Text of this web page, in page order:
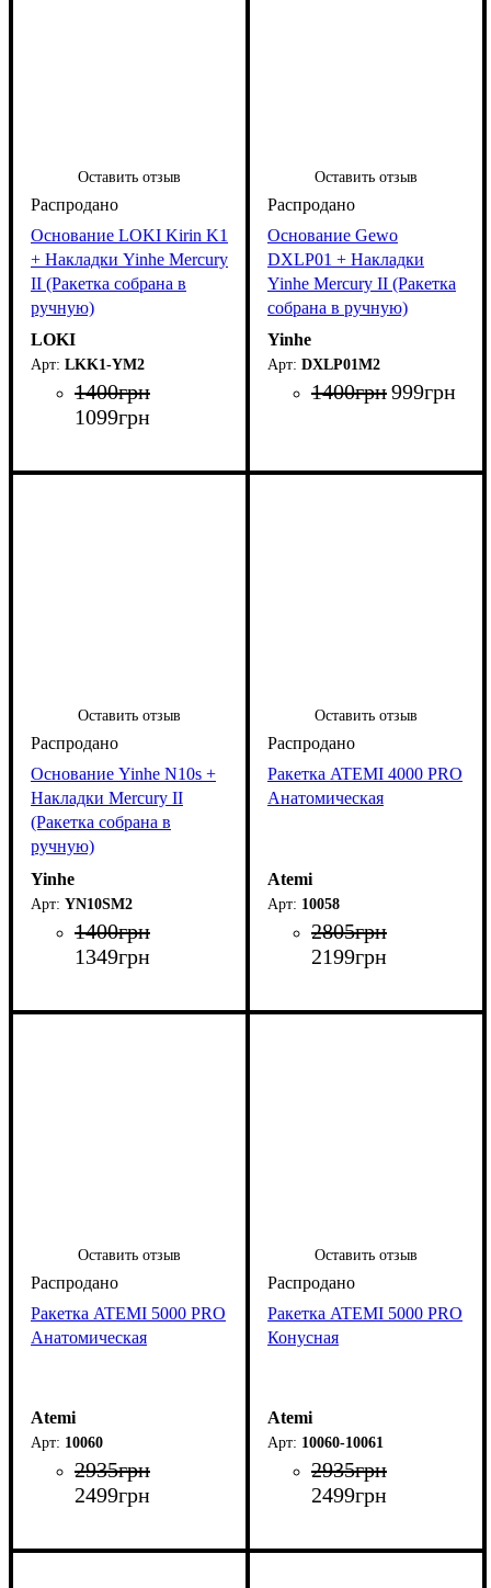
Оставить отзыв
Основание LOKI Kirin K1
+ Накладки Yinhe Mercury
II (Ракетка собрана в
ручную)
LOKI
LKK1-YM2
1400грн
1099грн
Оставить отзыв
Основание Gewo
DXLP01 + Накладки
Yinhe Mercury II (Ракетка
собрана в ручную)
Yinhe
DXLP01M2
1400грн999грн
Оставить отзыв
Основание Yinhe N10s +
Накладки Mercury II
(Ракетка собрана в
ручную)
Yinhe
YN10SM2
1400грн
1349грн
Оставить отзыв
Ракетка ATEMI 4000 PRO
Анатомическая
Atemi
10058
2805грн
2199грн
Оставить отзыв
Ракетка ATEMI 5000 PRO
Анатомическая
Atemi
10060
2935грн
2499грн
Оставить отзыв
Ракетка ATEMI 5000 PRO
Конусная
Atemi
10060-10061
2935грн
2499грн